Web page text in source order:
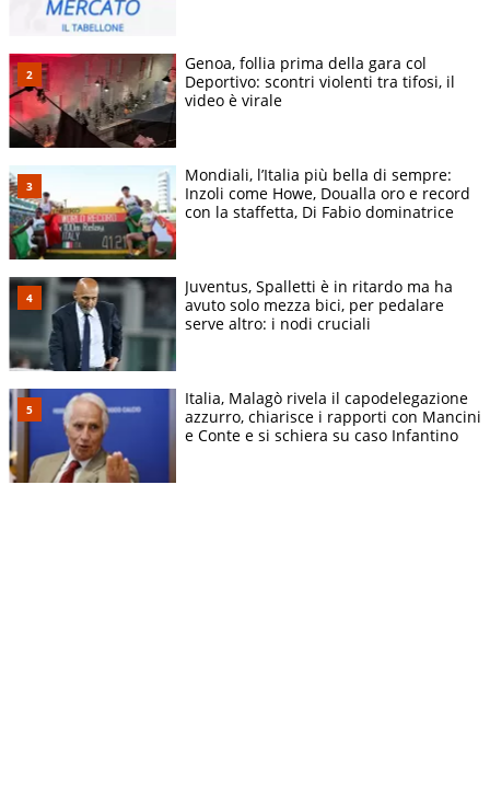
Genoa, follia prima della gara col
Deportivo: scontri violenti tra tifosi, il
video è virale
Mondiali, l’Italia più bella di sempre:
Inzoli come Howe, Doualla oro e record
con la staffetta, Di Fabio dominatrice
Juventus, Spalletti è in ritardo ma ha
avuto solo mezza bici, per pedalare
serve altro: i nodi cruciali
Italia, Malagò rivela il capodelegazione
azzurro, chiarisce i rapporti con Mancini
e Conte e si schiera su caso Infantino